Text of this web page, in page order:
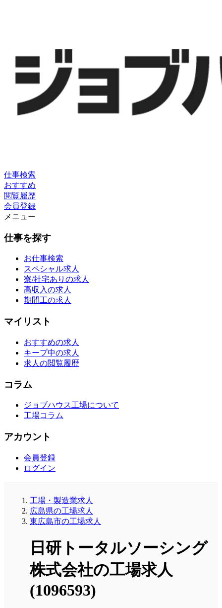
仕事検索
おすすめ
閲覧履歴
会員登録
メニュー
仕事を探す
お仕事検索
スペシャル求人
寮/社宅ありの求人
高収入の求人
期間工の求人
マイリスト
おすすめの求人
キープ中の求人
求人の閲覧履歴
コラム
ジョブハウス工場について
工場コラム
アカウント
会員登録
ログイン
工場・製造業求人
広島県の工場求人
東広島市の工場求人
日研トータルソーシング
株式会社の工場求人
(1096593)